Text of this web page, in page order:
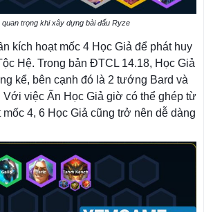
quan trọng khi xây dựng bài đấu Ryze
kích hoạt mốc 4 Học Giả để phát huy
Hệ. Trong bản ĐTCL 14.18, Học Giả
kể, bên cạnh đó là 2 tướng Bard và
việc Ấn Học Giả giờ có thể ghép từ
4, 6 Học Giả cũng trở nên dễ dàng